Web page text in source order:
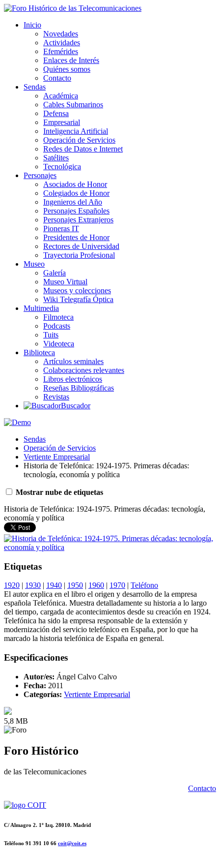
Inicio
Novedades
Actividades
Efemérides
Enlaces de Interés
Quiénes somos
Contacto
Sendas
Académica
Cables Submarinos
Defensa
Empresarial
Inteligencia Artificial
Operación de Servicios
Redes de Datos e Internet
Satélites
Tecnológica
Personajes
Asociados de Honor
Colegiados de Honor
Ingenieros del Año
Personajes Españoles
Personajes Extranjeros
Pioneras IT
Presidentes de Honor
Rectores de Universidad
Trayectoria Profesional
Museo
Galería
Museo Virtual
Museos y colecciones
Wiki Telegrafía Óptica
Multimedia
Filmoteca
Podcasts
Tuits
Videoteca
Biblioteca
Artículos seminales
Colaboraciones relevantes
Libros electrónicos
Reseñas Bibliográficas
Revistas
Buscador
Sendas
Operación de Servicios
Vertiente Empresarial
Historia de Telefónica: 1924-1975. Primeras décadas:
tecnología, economía y política
Mostrar nube de etiquetas
Historia de Telefónica: 1924-1975. Primeras décadas: tecnología,
economía y política
Etiquetas
1920 | 1930 | 1940 | 1950 | 1960 | 1970 | Teléfono
El autor explica en el libro el origen y desarrollo de la empresa
española Telefónica. Muestra detalladamente su historia a lo largo
del tiempo, cargada de acontecimientos desde su creación en 1924.
Telefónica ha sido la empresa responsable de la extensión y
modernización del servicio telefónico en España, por lo que ha
marcado la historia telefónica de España en general.
Especificaciones
Autor/es: Ángel Calvo Calvo
Fecha: 2011
Categorías: Vertiente Empresarial
5,8 MB
Foro Histórico
de las Telecomunicaciones
Contacto
C/ Almagro 2. 1º Izq. 28010. Madrid
Teléfono 91 391 10 66 coit@coit.es